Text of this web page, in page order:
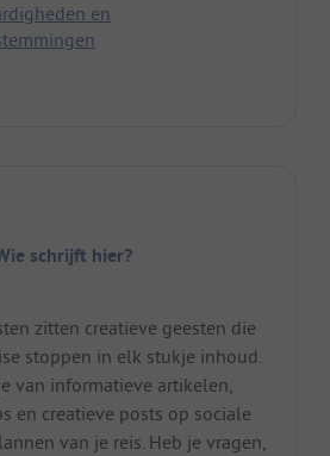
en
schrijft hier?
zitten creatieve geesten die
stoppen in elk stukje inhoud.
van informatieve artikelen,
en creatieve posts op sociale
van je reis. Heb je vragen,